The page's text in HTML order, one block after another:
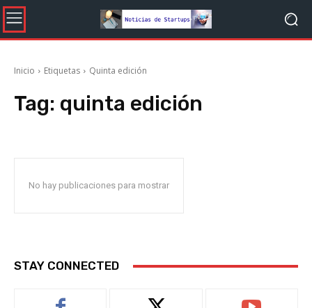
Inicio Etiquetas Quinta edición
Tag: quinta edición
No hay publicaciones para mostrar
STAY CONNECTED